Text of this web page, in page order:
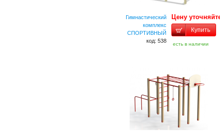
Гимнастический
комплекс
СПОРТИВНЫЙ
код: 538
Цену
Купить
есть в наличии